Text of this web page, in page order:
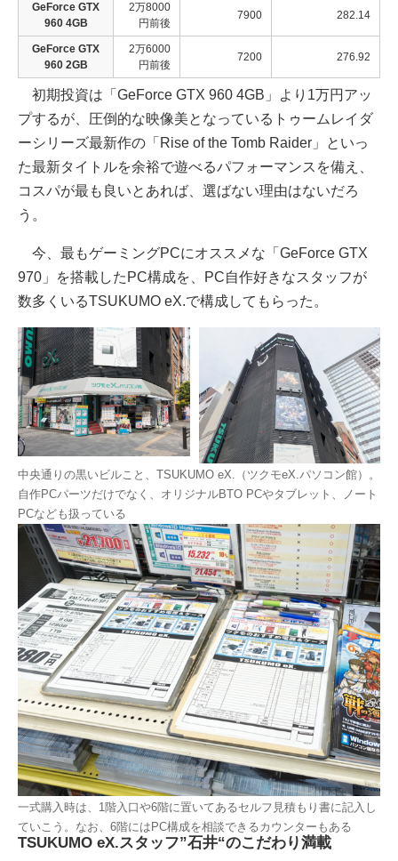
GeForce GTX
960 4GB
2万8000
円前後
7900 282.14
GeForce GTX
960 2GB
2万6000
円前後
7200 276.92
初期投資は「GeForce GTX 960 4GB」より1万円アッ
プするが、圧倒的な映像美となっているトゥームレイダ
ーシリーズ最新作の「Rise of the Tomb Raider」といっ
た最新タイトルを余裕で遊べるパフォーマンスを備え、
コスパが最も良いとあれば、選ばない理由はないだろ
う。
今、最もゲーミングPCにオススメな「GeForce GTX
970」を搭載したPC構成を、PC自作好きなスタッフが
数多くいるTSUKUMO eX.で構成してもらった。
中央通りの黒いビルこと、TSUKUMO eX.（ツクモeX.パソコン館）。
自作PCパーツだけでなく、オリジナルBTO PCやタブレット、ノート
PCなども扱っている
一式購入時は、1階入口や6階に置いてあるセルフ見積もり書に記入し
ていこう。なお、6階にはPC構成を相談できるカウンターもある
TSUKUMO eX.スタッフ”石井“のこだわり満載